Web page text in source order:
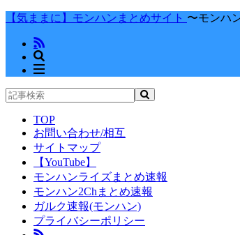
【気ままに】モンハンまとめサイト 〜モンハ
TOP
お問い合わせ/相互
サイトマップ
【YouTube】
モンハンライズまとめ速報
モンハン2Chまとめ速報
ガルク速報(モンハン)
プライバシーポリシー